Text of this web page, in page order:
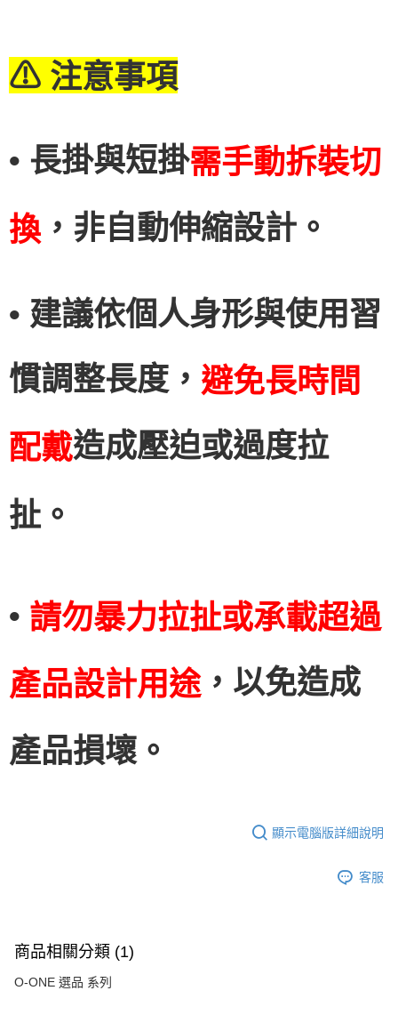
⚠ 注意事項
• 長掛與短掛需手動拆裝切
換 ，非自動伸縮設計。
• 建議依個人身形與使用習
慣調整長度， 避免長時間
配戴造成壓迫或過度拉
扯。
• 請勿暴力拉扯或承載超過
產品設計用途，以免造成
產品損壞。
顯示電腦版詳細說明
客服
商品相關分類 (1)
O-ONE 選品 系列